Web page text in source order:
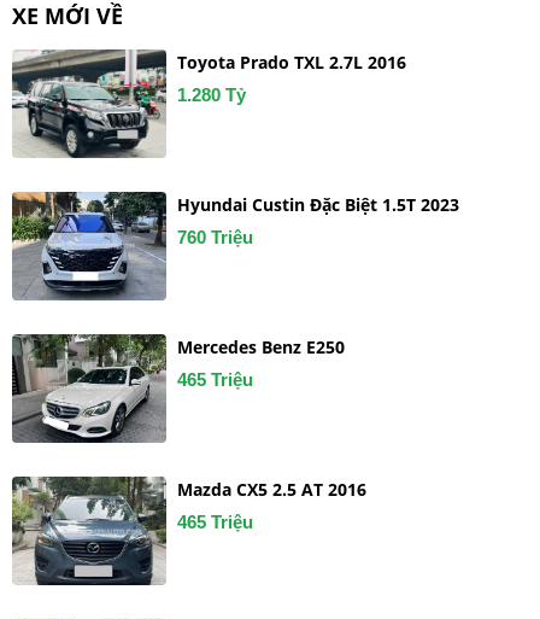
XE MỚI VỀ
Toyota Prado TXL 2.7L 2016
1.280 Tỷ
Hyundai Custin Đặc Biệt 1.5T 2023
760 Triệu
Mercedes Benz E250
465 Triệu
Mazda CX5 2.5 AT 2016
465 Triệu